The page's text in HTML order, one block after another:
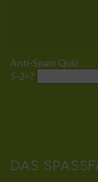
Anti-Spam Quiz
5-2=?
DAS